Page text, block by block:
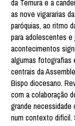
da Ternura e a
as nove vigararias
paróquias, ao ritmo
para adolescentes
acontecimentos
algumas fotografias
centrais da
Bispo diocesano.
com a colaboração
grande
num contexto difícil.